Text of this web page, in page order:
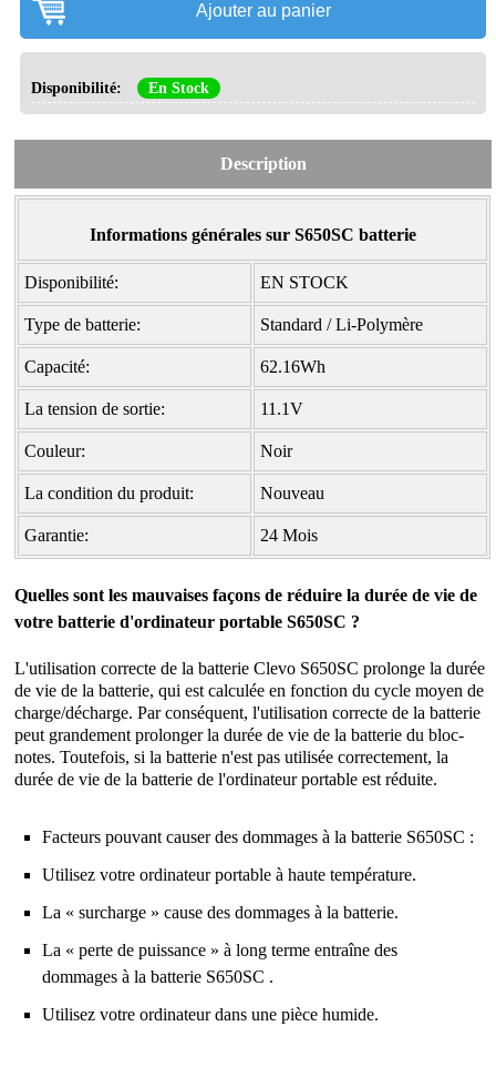
Ajouter au panier
Disponibilité: En Stock
Description
Informations générales sur S650SC batterie
Disponibilité: EN STOCK
Type de batterie: Standard / Li-Polymère
Capacité: 62.16Wh
La tension de sortie: 11.1V
Couleur: Noir
La condition du produit: Nouveau
Garantie: 24 Mois
Quelles sont les mauvaises façons de réduire la durée de vie de
votre batterie d'ordinateur portable S650SC ?
L'utilisation correcte de labatterie Clevo S650SCprolonge la durée
de vie de la batterie, qui est calculée en fonction du cycle moyen de
charge/décharge. Par conséquent, l'utilisation correcte de la batterie
peut grandement prolonger la durée de vie de la batterie du bloc-
notes. Toutefois, si la batterie n'est pas utilisée correctement, la
durée de vie de la batterie de l'ordinateur portable est réduite.
Facteurs pouvant causer des dommages à la batterie S650SC :
Utilisez votre ordinateur portable à haute température.
La « surcharge » cause des dommages à la batterie.
La « perte de puissance » à long terme entraîne des
dommages à la batterie S650SC .
Utilisez votre ordinateur dans une pièce humide.